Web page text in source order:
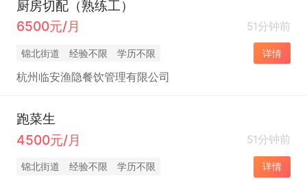
厨房切配（熟练工）
6500元/月
51分钟前
锦北街道 经验不限 学历不限 详情
杭州临安渔隐餐饮管理有限公司
跑菜生
4500元/月
51分钟前
锦北街道 经验不限 学历不限 详情